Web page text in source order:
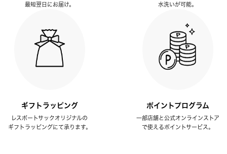
最短翌日にお届け。
水洗いが可能。
ギフトラッピング
レスポートサックオリジナルの
ギフトラッピングにて承ります。
ポイントプログラム
一部店舗と公式オンラインストア
で使えるポイントサービス。